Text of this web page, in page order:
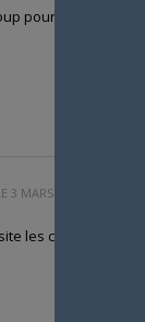
pour l’info,
3 MARS 2006 À 22 H 25
les couleurs on